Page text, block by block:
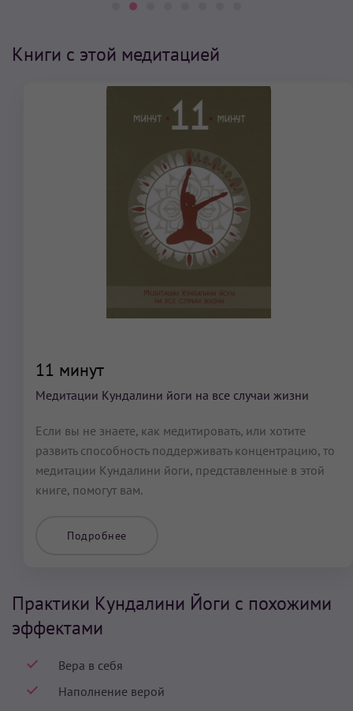
Книги с этой медитацией
11 минут
Медитации Кундалини йоги на все случаи жизни
Если вы не знаете, как медитировать, или хотите
развить способность поддерживать концентрацию, то
медитации Кундалини йоги, представленные в этой
книге, помогут вам.
Подробнее
Практики Кундалини Йоги с похожими
эффектами
Вера в себя
Наполнение верой